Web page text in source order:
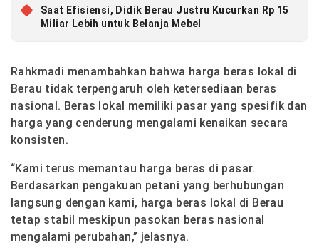
Saat Efisiensi, Didik Berau Justru Kucurkan Rp 15
Miliar Lebih untuk Belanja Mebel
Rahkmadi menambahkan bahwa harga beras lokal di
Berau tidak terpengaruh oleh ketersediaan beras
nasional. Beras lokal memiliki pasar yang spesifik dan
harga yang cenderung mengalami kenaikan secara
konsisten.
“Kami terus memantau harga beras di pasar.
Berdasarkan pengakuan petani yang berhubungan
langsung dengan kami, harga beras lokal di Berau
tetap stabil meskipun pasokan beras nasional
mengalami perubahan,” jelasnya.